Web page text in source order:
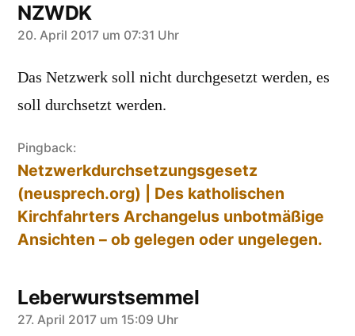
NZWDK
sagt:
20. April 2017 um 07:31 Uhr
Das Netzwerk soll nicht durchgesetzt werden, es
soll durchsetzt werden.
Pingback:
Netzwerkdurchsetzungsgesetz
(neusprech.org) | Des katholischen
Kirchfahrters Archangelus unbotmäßige
Ansichten – ob gelegen oder ungelegen.
Leberwurstsemmel
sagt:
27. April 2017 um 15:09 Uhr